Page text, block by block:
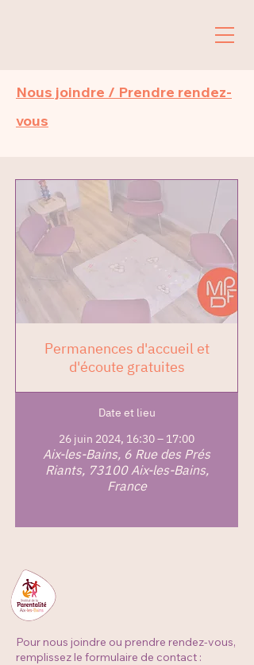
Nous joindre / Prendre rendez-
vous
Permanences d'accueil et
d'écoute gratuites
Date et lieu
26 juin 2024, 16:30 – 17:00
Aix-les-Bains, 6 Rue des Prés
Riants, 73100 Aix-les-Bains,
France
Pour nous joindre ou prendre rendez-vous,
remplissez le formulaire de contact :